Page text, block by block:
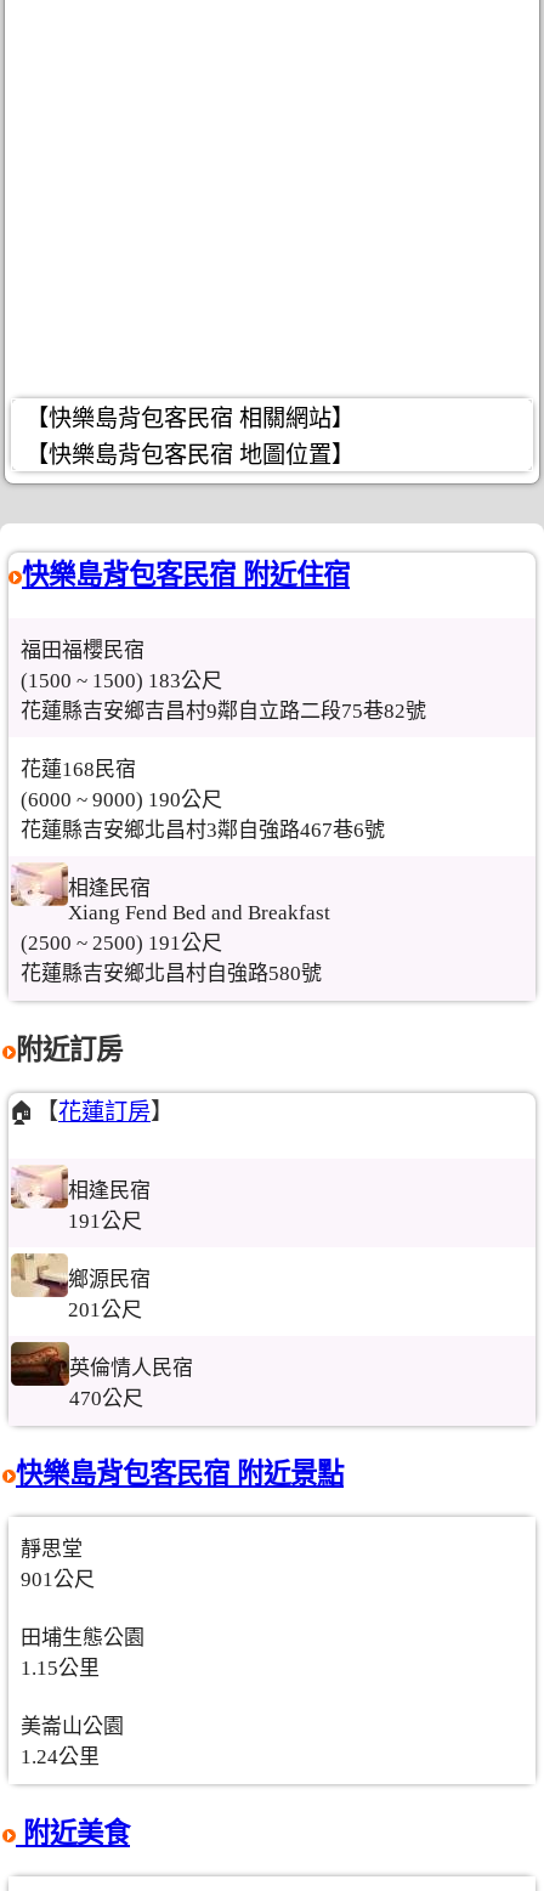
【快樂島背包客民宿 相關網站】
【快樂島背包客民宿 地圖位置】
快樂島背包客民宿 附近住宿
福田福櫻民宿
(1500 ~ 1500) 183公尺
花蓮縣吉安鄉吉昌村9鄰自立路二段75巷82號
花蓮168民宿
(6000 ~ 9000) 190公尺
花蓮縣吉安鄉北昌村3鄰自強路467巷6號
相逢民宿
Xiang Fend Bed and Breakfast
(2500 ~ 2500) 191公尺
花蓮縣吉安鄉北昌村自強路580號
附近訂房
🏠【花蓮訂房】
相逢民宿
191公尺
鄉源民宿
201公尺
英倫情人民宿
470公尺
快樂島背包客民宿 附近景點
靜思堂
901公尺
田埔生態公園
1.15公里
美崙山公園
1.24公里
附近美食